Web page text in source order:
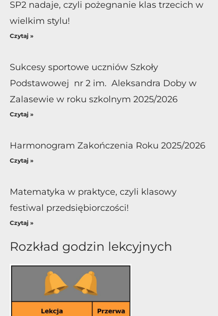
SP2 nadaje, czyli pożegnanie klas trzecich w
wielkim stylu!
Czytaj »
Sukcesy sportowe uczniów Szkoły
Podstawowej nr 2 im. Aleksandra Doby w
Zalasewie w roku szkolnym 2025/2026
Czytaj »
Harmonogram Zakończenia Roku 2025/2026
Czytaj »
Matematyka w praktyce, czyli klasowy
festiwal przedsiębiorczości!
Czytaj »
Rozkład godzin lekcyjnych